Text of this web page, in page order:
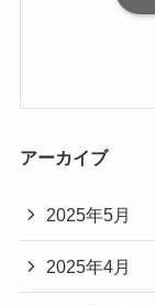
アーカイブ
2025年5月
2025年4月